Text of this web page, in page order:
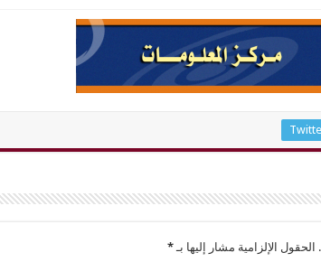
الحقول الإلزامية مشار إليها بـ*